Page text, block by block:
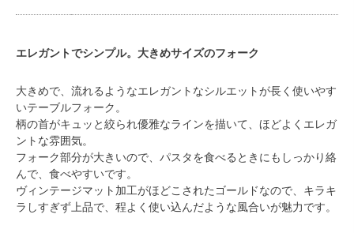
エレガントでシンプル。大きめサイズのフォーク
大きめで、流れるようなエレガントなシルエットが長く使いやす
いテーブルフォーク。
柄の首がキュッと絞られ優雅なラインを描いて、ほどよくエレガ
ントな雰囲気。
フォーク部分が大きいので、パスタを食べるときにもしっかり絡
んで、食べやすいです。
ヴィンテージマット加工がほどこされたゴールドなので、キラキ
ラしすぎず上品で、程よく使い込んだような風合いが魅力です。